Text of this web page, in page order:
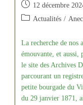
Publication
publiée :
12 décembre
Post Actualités /
La recherche de nos
émouvante, et aussi,
le site des Archives
parcourant un
petite bourgade du
du 29 janvier 1871,